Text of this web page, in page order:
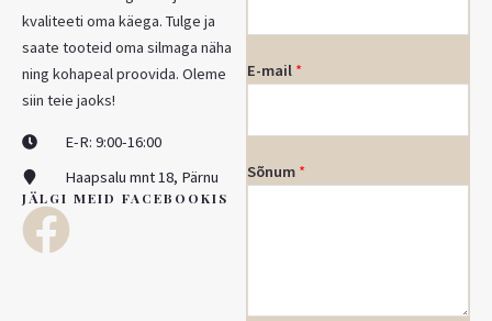
kvaliteeti oma käega. Tulge ja
saate tooteid oma silmaga näha
ning kohapeal proovida. Oleme
siin teie jaoks!
E-R: 9:00-16:00
Haapsalu mnt 18, Pärnu
JÄLGI MEID FACEBOOKIS
F
E-mail *
Sõnum *